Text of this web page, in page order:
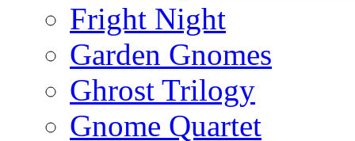
Fright Night
Garden Gnomes
Ghrost Trilogy
Gnome Quartet